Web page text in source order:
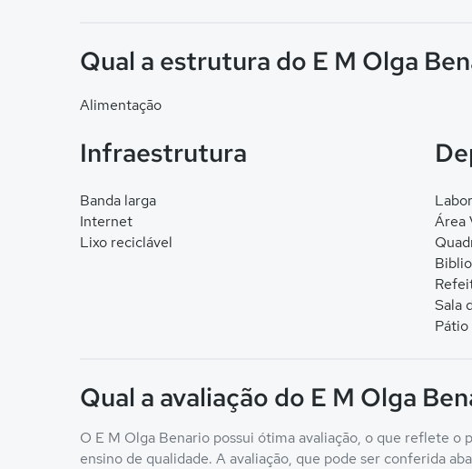
Qual a estrutura do E M Olga
Alimentação
Infraestrutura
Banda larga
Internet
Lixo reciclável
Área
Sala
Qual a avaliação do E M Olga
O E M Olga Benario possui ótima avaliação, o que reflete o
ensino de qualidade. A avaliação, que pode ser conferida